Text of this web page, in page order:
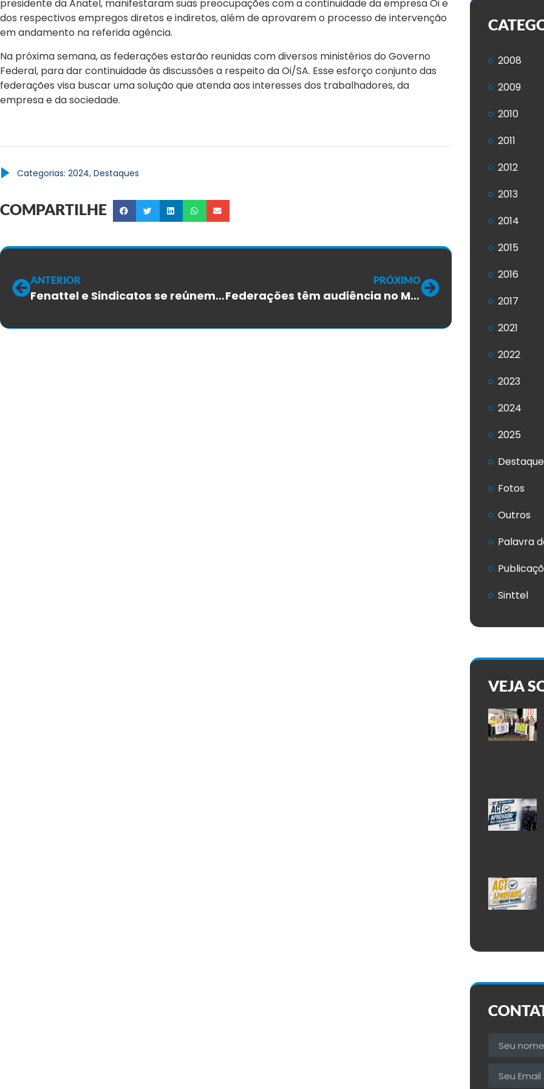
presidente da Anatel, manifestaram suas preocupações com a continuidade da empresa Oi e
dos respectivos empregos diretos e indiretos, além de aprovarem o processo de intervenção
em andamento na referida agência.
Na próxima semana, as federações estarão reunidas com diversos ministérios do Governo
Federal, para dar continuidade às discussões a respeito da Oi/SA. Esse esforço conjunto das
federações visa buscar uma solução que atenda aos interesses dos trabalhadores, da
empresa e da sociedade.
Categorias: 2024, Destaques
COMPARTILHE
ANTERIOR
Fenattel e Sindicatos se reúnem para tratativas da atual situação da Oi
PRÓXIMO
Federações têm audiência no Ministério do Trabalho sobre a situação da Oi
2008
2009
2010
2011
2012
2013
2014
2015
2016
2017
2021
2022
2023
2024
2025
Fotos
Outros
Palavra
Sinttel
VEJA